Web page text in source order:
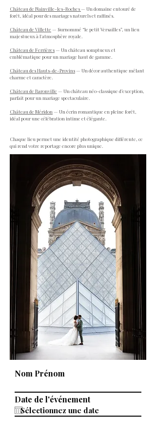
Château de Nainville-les-Roches— Un domaine entouré de
forêt, idéal pour des mariages naturels et raffinés.
Château de Villette — Surnommé “le petit Versailles”, un lieu
majestueux à l'atmosphère royale.
Château de Ferrières— Un château somptueux et
emblématique pour un mariage haut de gamme.
Château des Hauts-de-Provins— Un décor authentique mêlant
charme et caractère.
Château de Baronville — Un château néo-classique d’exception,
parfait pour un mariage spectaculaire.
Château de Méridon— Un écrin romantique en pleine forêt,
idéal pour une célébration intime et élégante.
Chaque lieu permet une identité photographique différente, ce
qui rend votre reportage encore plus unique.
Nom Prénom
Date de l'événement